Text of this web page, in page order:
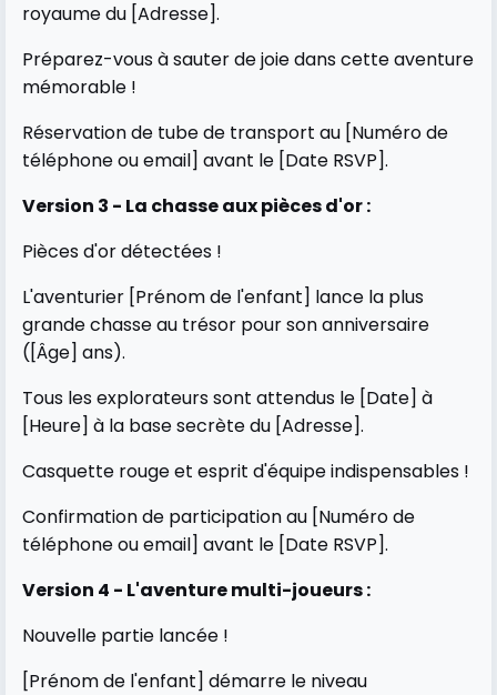
royaume du [Adresse].
Préparez-vous à sauter de joie dans cette aventure
mémorable !
Réservation de tube de transport au [Numéro de
téléphone ou email] avant le [Date RSVP].
Version 3 - La chasse aux pièces d'or :
Pièces d'or détectées !
L'aventurier [Prénom de l'enfant] lance la plus
grande chasse au trésor pour son anniversaire
([Âge] ans).
Tous les explorateurs sont attendus le [Date] à
[Heure] à la base secrète du [Adresse].
Casquette rouge et esprit d'équipe indispensables !
Confirmation de participation au [Numéro de
téléphone ou email] avant le [Date RSVP].
Version 4 - L'aventure multi-joueurs :
Nouvelle partie lancée !
[Prénom de l'enfant] démarre le niveau